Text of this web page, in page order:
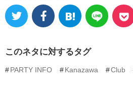
このネタに対するタグ
PARTY INFO Kanazawa Club